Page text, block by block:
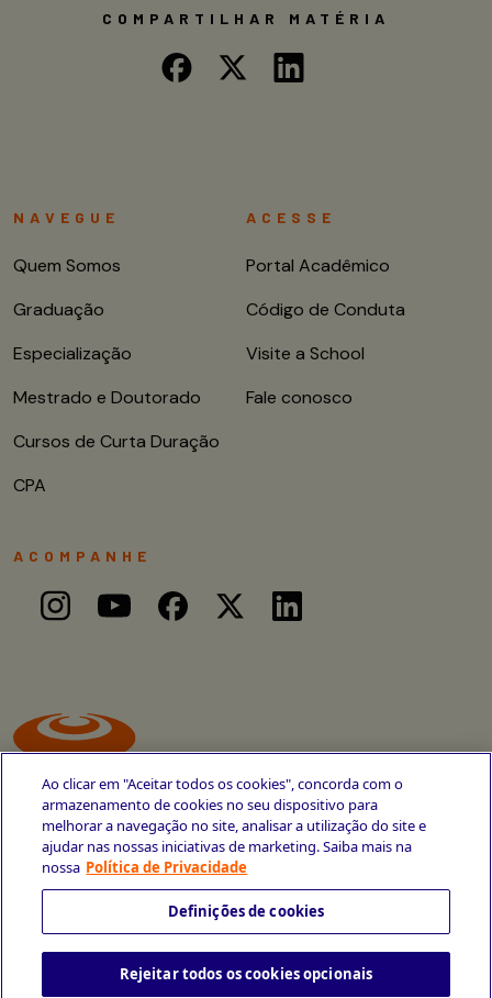
COMPARTILHAR MATÉRIA
Avenida Cais do Apolo, 77
+55 81 3419-6700
NAVEGUE
Quem Somos
Graduação
Especialização
Mestrado e Doutorado
Cursos de Curta Duração
CPA
ACESSE
Portal Acadêmico
Código de Conduta
Visite a School
Fale conosco
ACOMPANHE
Ao clicar em "Aceitar todos os cookies", concorda com o
armazenamento de cookies no seu dispositivo para
melhorar a navegação no site, analisar a utilização do site e
ajudar nas nossas iniciativas de marketing. Saiba mais na
nossa Política de Privacidade
Definições de cookies
Rejeitar todos os cookies opcionais